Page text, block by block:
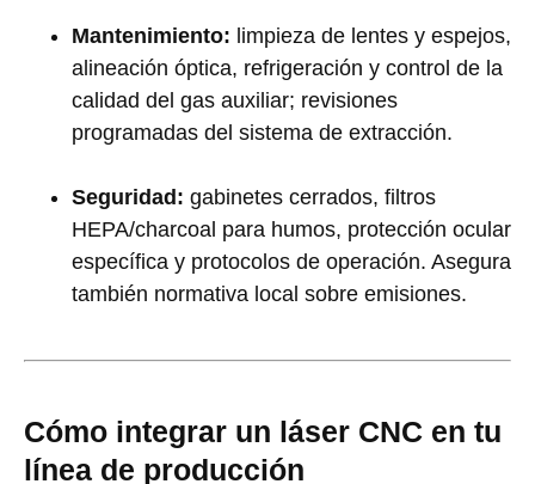
Mantenimiento: limpieza de lentes y espejos,
alineación óptica, refrigeración y control de la
calidad del gas auxiliar; revisiones
programadas del sistema de extracción.
Seguridad: gabinetes cerrados, filtros
HEPA/charcoal para humos, protección ocular
específica y protocolos de operación. Asegura
también normativa local sobre emisiones.
Cómo integrar un láser CNC en tu
línea de producción